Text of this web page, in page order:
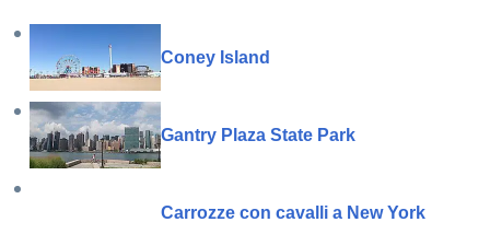
Coney Island
Gantry Plaza State Park
Carrozze con cavalli a New York